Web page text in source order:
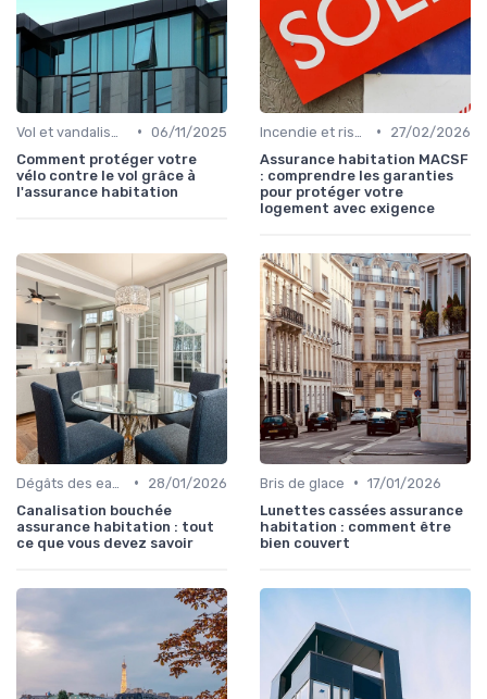
• 06/11/2025
Comment protéger votre
vélo contre le vol grâce à
l'assurance habitation
•
27/02/2026
Assurance habitation MACSF
: comprendre les garanties
pour protéger votre
logement avec exigence
•
28/01/2026
Canalisation bouchée
assurance habitation : tout
ce que vous devez savoir
Bris de glace • 17/01/2026
Lunettes cassées assurance
habitation : comment être
bien couvert